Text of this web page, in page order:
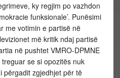
ky regjim po vazhdon
funksionale’. Punësimi
me votimin e partisë në
më kritik ndaj partisë
në pushtet VMRO-DPMNE
se si opozitës nuk
përgadit zgjedhjet për të